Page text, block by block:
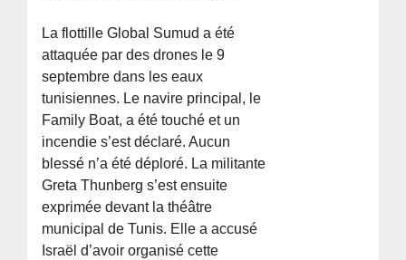
La flottille Global Sumud a été
attaquée par des drones le 9
septembre dans les eaux
tunisiennes. Le navire principal, le
Family Boat, a été touché et un
incendie s’est déclaré. Aucun
blessé n’a été déploré. La militante
Greta Thunberg s’est ensuite
exprimée devant la théâtre
municipal de Tunis. Elle a accusé
Israël d’avoir organisé cette